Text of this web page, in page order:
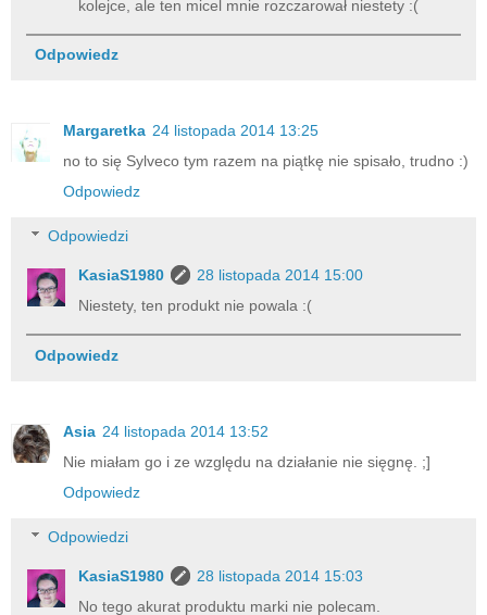
kolejce, ale ten micel mnie rozczarował niestety :(
Odpowiedz
Margaretka 24 listopada 2014 13:25
no to się Sylveco tym razem na piątkę nie spisało, trudno :)
Odpowiedz
Odpowiedzi
KasiaS1980
28 listopada 2014 15:00
Niestety, ten produkt nie powala :(
Odpowiedz
Asia 24 listopada 2014 13:52
Nie miałam go i ze względu na działanie nie sięgnę. ;]
Odpowiedz
Odpowiedzi
KasiaS1980
28 listopada 2014 15:03
No tego akurat produktu marki nie polecam.